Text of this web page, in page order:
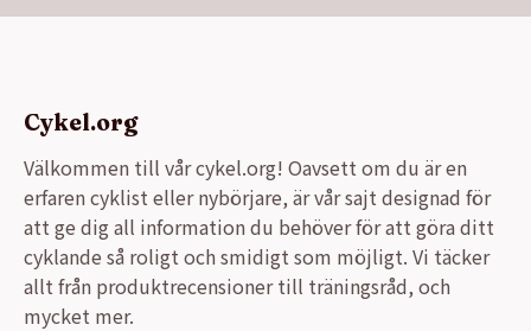
Cykel.org
Välkommen till vår cykel.org! Oavsett om du är en
erfaren cyklist eller nybörjare, är vår sajt designad för
att ge dig all information du behöver för att göra ditt
cyklande så roligt och smidigt som möjligt. Vi täcker
allt från produktrecensioner till träningsråd, och
mycket mer.